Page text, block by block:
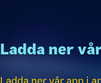
Ladda ner